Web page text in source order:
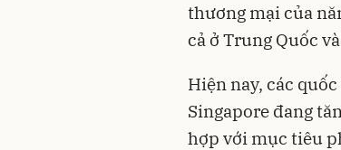
thương mại của
cả ở Trung Quốc
Hiện nay, các
Singapore đang
hợp với mục tiêu